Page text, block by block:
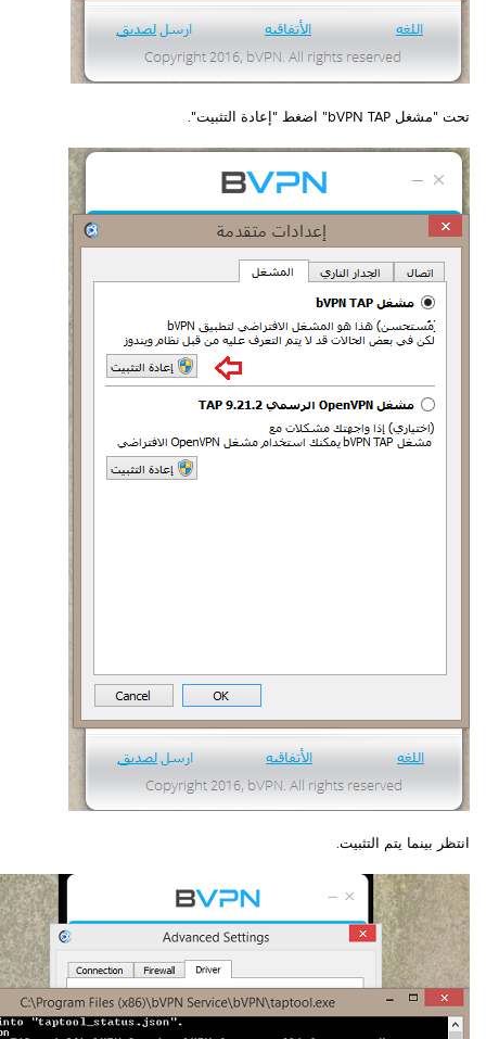
تحت "مشغل bVPN TAP" اضغط "إعادة التثبيت".
انتظر بينما يتم التثبيت.